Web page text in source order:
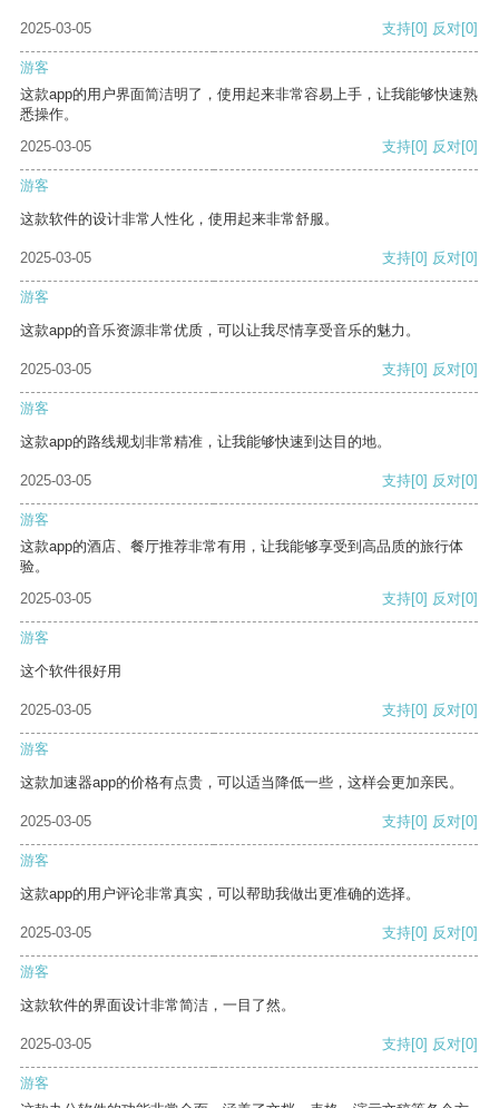
2025-03-05 支持[0] 反对[0]
游客
这款app的用户界面简洁明了，使用起来非常容易上手，让我能够快速熟
悉操作。
2025-03-05
支持[0] 反对[0]
游客
这款软件的设计非常人性化，使用起来非常舒服。
2025-03-05 支持[0] 反对[0]
游客
这款app的音乐资源非常优质，可以让我尽情享受音乐的魅力。
2025-03-05 支持[0] 反对[0]
游客
这款app的路线规划非常精准，让我能够快速到达目的地。
2025-03-05 支持[0] 反对[0]
游客
这款app的酒店、餐厅推荐非常有用，让我能够享受到高品质的旅行体
验。
2025-03-05
支持[0] 反对[0]
游客
这个软件很好用
2025-03-05 支持[0] 反对[0]
游客
这款加速器app的价格有点贵，可以适当降低一些，这样会更加亲民。
2025-03-05 支持[0] 反对[0]
游客
这款app的用户评论非常真实，可以帮助我做出更准确的选择。
2025-03-05 支持[0] 反对[0]
游客
这款软件的界面设计非常简洁，一目了然。
2025-03-05 支持[0] 反对[0]
游客